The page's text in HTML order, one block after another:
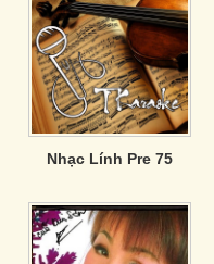
Nhạc Lính Pre 75